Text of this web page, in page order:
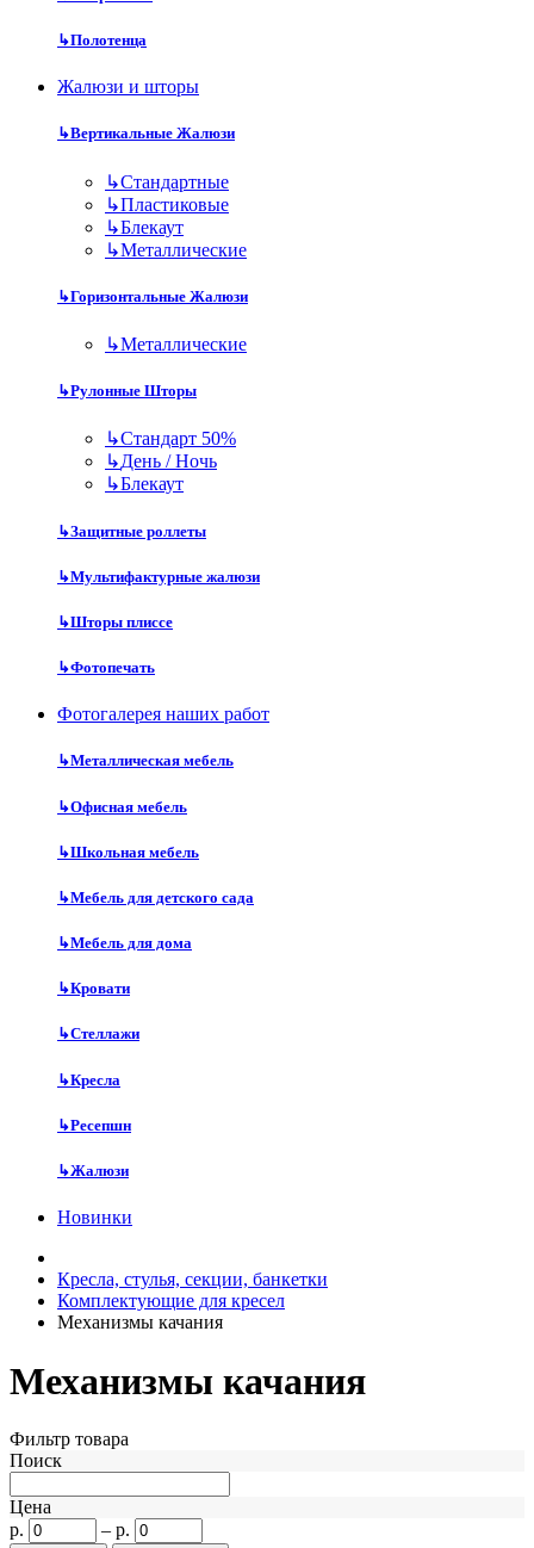
↳Полотенца
Жалюзи и шторы
↳Вертикальные Жалюзи
↳Стандартные
↳Пластиковые
↳Блекаут
↳Металлические
↳Горизонтальные Жалюзи
↳Металлические
↳Рулонные Шторы
↳Стандарт 50%
↳День / Ночь
↳Блекаут
↳Защитные роллеты
↳Мультифактурные жалюзи
↳Шторы плиссе
↳Фотопечать
Фотогалерея наших работ
↳Металлическая мебель
↳Офисная мебель
↳Школьная мебель
↳Мебель для детского сада
↳Мебель для дома
↳Кровати
↳Стеллажи
↳Кресла
↳Ресепшн
↳Жалюзи
Новинки
Кресла, стулья, секции, банкетки
Комплектующие для кресел
Механизмы качания
Механизмы качания
Фильтр товара
Поиск
Цена
р.
– р.